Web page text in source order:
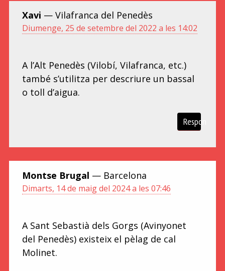
Xavi — Vilafranca del Penedès
Diumenge, 25 de setembre del 2022 a les 14:02
A l’Alt Penedès (Vilobí, Vilafranca, etc.)
també s’utilitza per descriure un bassal
o toll d’aigua.
Respon
Montse Brugal — Barcelona
Dimarts, 14 de maig del 2024 a les 07:46
A Sant Sebastià dels Gorgs (Avinyonet
del Penedès) existeix el pèlag de cal
Molinet.